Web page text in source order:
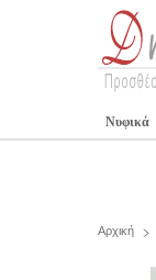
Νυφικά
Αρχική